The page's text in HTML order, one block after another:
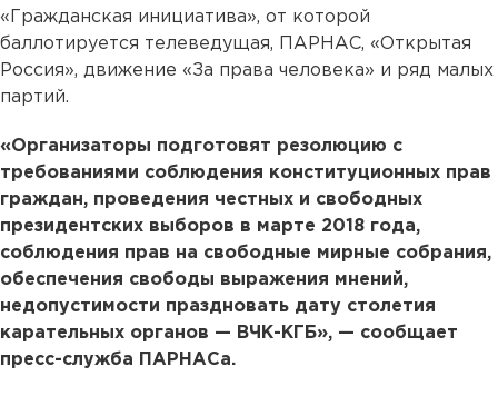
«Гражданская инициатива», от которой
баллотируется телеведущая, ПАРНАС, «Открытая
Россия», движение «За права человека» и ряд малых
партий.
«Организаторы подготовят резолюцию с
требованиями соблюдения конституционных прав
граждан, проведения честных и свободных
президентских выборов в марте 2018 года,
соблюдения прав на свободные мирные собрания,
обеспечения свободы выражения мнений,
недопустимости праздновать дату столетия
карательных органов — ВЧК-КГБ», — сообщает
пресс-служба ПАРНАСа.